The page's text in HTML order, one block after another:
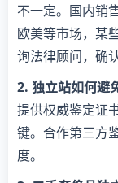
不一定。国内销
欧美等市场，某
询法律顾问，确
2. 独立站如何避
提供权威鉴定证
键。合作第三方
度。